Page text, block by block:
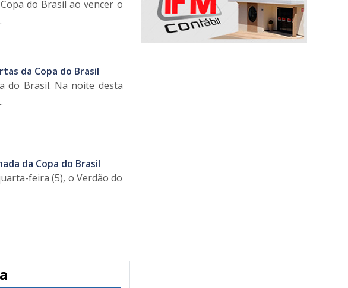
do Brasil ao vencer o
da Copa do Brasil
do Brasil. Na noite desta
da Copa do Brasil
feira (5), o Verdão do